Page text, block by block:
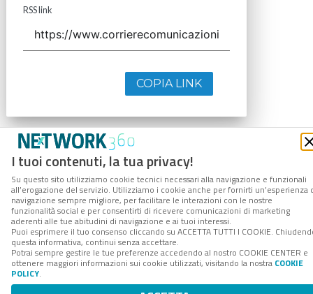
I tuoi contenuti, la tua privacy!
Su questo sito utilizziamo cookie tecnici necessari alla navigazione e funzionali
all’erogazione del servizio. Utilizziamo i cookie anche per fornirti un’esperienza
navigazione sempre migliore, per facilitare le interazioni con le nostre
funzionalità social e per consentirti di ricevere comunicazioni di marketing
aderenti alle tue abitudini di navigazione e ai tuoi interessi.
Puoi esprimere il tuo consenso cliccando su ACCETTA TUTTI I COOKIE.
questa informativa, continui senza accettare.
Potrai sempre gestire le tue preferenze accedendo al nostro COOKIE CENTER e
ottenere maggiori informazioni sui cookie utilizzati, visitando la nostra COOKIE
POLICY.
RSS link
COPIA LINK